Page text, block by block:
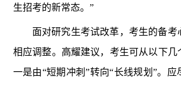
生招考的新常态。”
面对研究生考试改革，考生的备考
相应调整。高耀建议，考生可从以下几
一是由“短期冲刺”转向“长线规划”。